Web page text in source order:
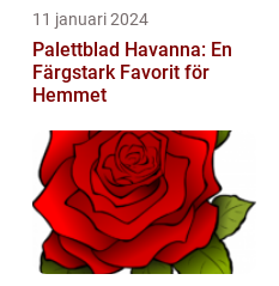
11 januari 2024
Palettblad Havanna: En
Färgstark Favorit för
Hemmet